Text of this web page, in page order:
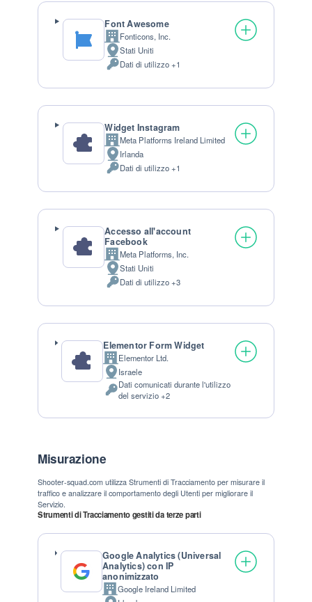
Font Awesome
Azienda:Fonticons, Inc.
Luogo del trattamento:
Stati Uniti
Dati Personali trattati:
Dati di utilizzo +1
Widget Instagram
Azienda:Meta Platforms Ireland Limited
Luogo del trattamento:
Irlanda
Dati Personali trattati:
Dati di utilizzo +1
Accesso all'account
Facebook
Azienda:Meta Platforms, Inc.
Luogo del trattamento:
Stati Uniti
Permessi richiesti:
Dati di utilizzo +3
Elementor Form Widget
Azienda:Elementor Ltd.
Luogo del trattamento:
Israele
Dati Personali trattati:
Dati comunicati durante l'utilizzo
del servizio +2
Misurazione
Shooter-squad.com utilizza Strumenti di Tracciamento per misurare il
traffico e analizzare il comportamento degli Utenti per migliorare il
Servizio.
Strumenti di Tracciamento gestiti da terze parti
Google Analytics (Universal
Analytics) con IP
anonimizzato
Azienda:Google Ireland Limited